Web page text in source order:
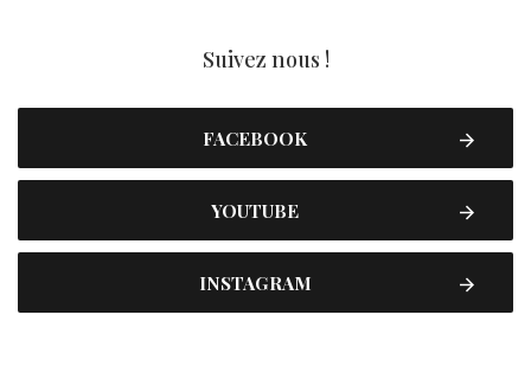
Suivez nous !
FACEBOOK
YOUTUBE
INSTAGRAM